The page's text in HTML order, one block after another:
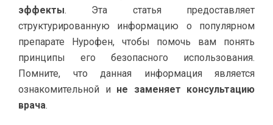
эффекты. Эта статья предоставляет
структурированную информацию о популярном
препарате Нурофен, чтобы помочь вам понять
принципы его безопасного использования.
Помните, что данная информация является
ознакомительной и не заменяет консультацию
врача.